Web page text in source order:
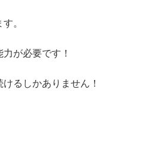
。
が必要です！
るしかありません！